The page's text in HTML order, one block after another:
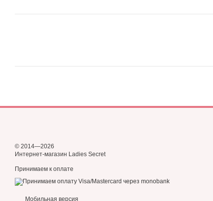
© 2014—2026
Интернет-магазин Ladies Secret
Принимаем к оплате
Мобильная версия